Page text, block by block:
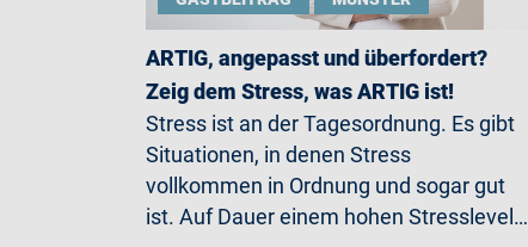
ARTIG, angepasst und überfordert?
Zeig dem Stress, was ARTIG ist!
Stress ist an der Tagesordnung. Es gibt
Situationen, in denen Stress
vollkommen in Ordnung und sogar gut
ist. Auf Dauer einem hohen Stresslevel…